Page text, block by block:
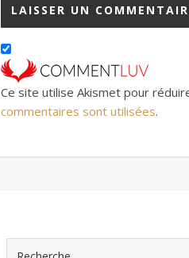
Ce site utilise Akismet pour
commentaires sont utilisées.